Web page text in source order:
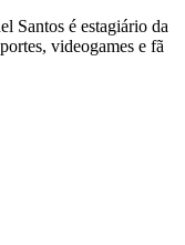
Santos é estagiário da
videogames e fã